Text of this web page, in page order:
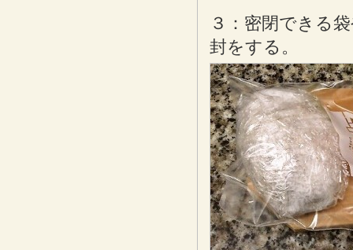
３：密閉できる
封をする。